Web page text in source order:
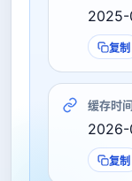
复制
缓存时间
2026-
复制